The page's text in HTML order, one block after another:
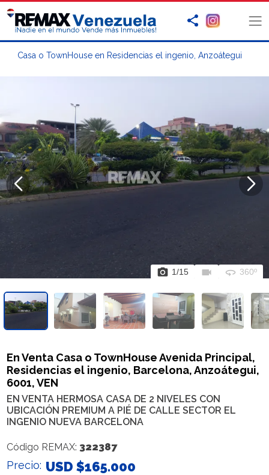
Casa o TownHouse en Residencias el ingenio, Anzoátegui
photo_camera 1/15 videocam 360 360º
En Venta Casa o TownHouse Avenida Principal,
Residencias el ingenio, Barcelona, Anzoátegui,
6001, VEN
EN VENTA HERMOSA CASA DE 2 NIVELES CON
UBICACIÓN PREMIUM A PIÉ DE CALLE SECTOR EL
INGENIO NUEVA BARCELONA
Código REMAX: 322387
Precio: USD $165.000